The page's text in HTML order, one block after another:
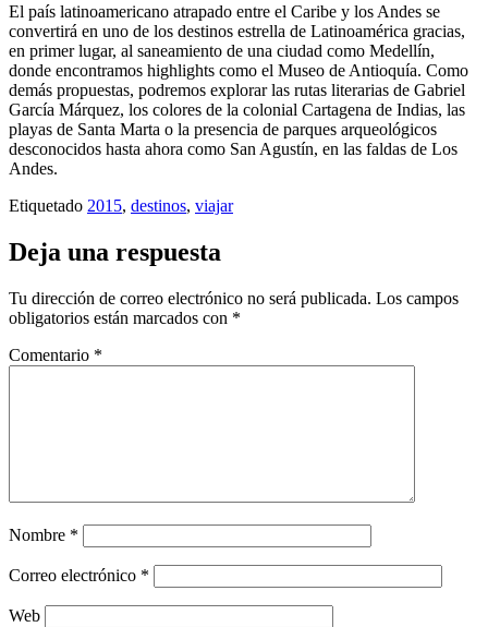
El país latinoamericano atrapado entre el Caribe y los Andes se
convertirá en uno de los destinos estrella de Latinoamérica gracias,
en primer lugar, al saneamiento de una ciudad como Medellín,
donde encontramos highlights como el Museo de Antioquía. Como
demás propuestas, podremos explorar las rutas literarias de Gabriel
García Márquez, los colores de la colonial Cartagena de Indias, las
playas de Santa Marta o la presencia de parques arqueológicos
desconocidos hasta ahora como San Agustín, en las faldas de Los
Andes.
Etiquetado 2015, destinos, viajar
Deja una respuesta
Tu dirección de correo electrónico no será publicada. Los campos
obligatorios están marcados con *
Comentario *
Nombre *
Correo electrónico *
Web